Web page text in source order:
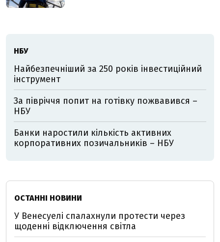
НБУ
Найбезпечніший за 250 років інвестиційний
інструмент
За півріччя попит на готівку пожвавився –
НБУ
Банки наростили кількість активних
корпоративних позичальників – НБУ
ОСТАННІ НОВИНИ
У Венесуелі спалахнули протести через
щоденні відключення світла